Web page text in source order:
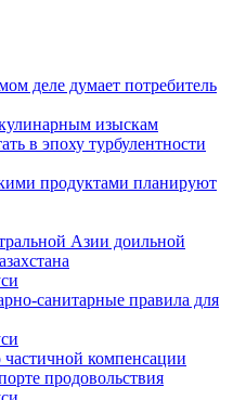
деле думает потребитель
изыскам
в эпоху турбулентности
продуктами планируют
Азии доильной
санитарные правила для
компенсации
продовольствия